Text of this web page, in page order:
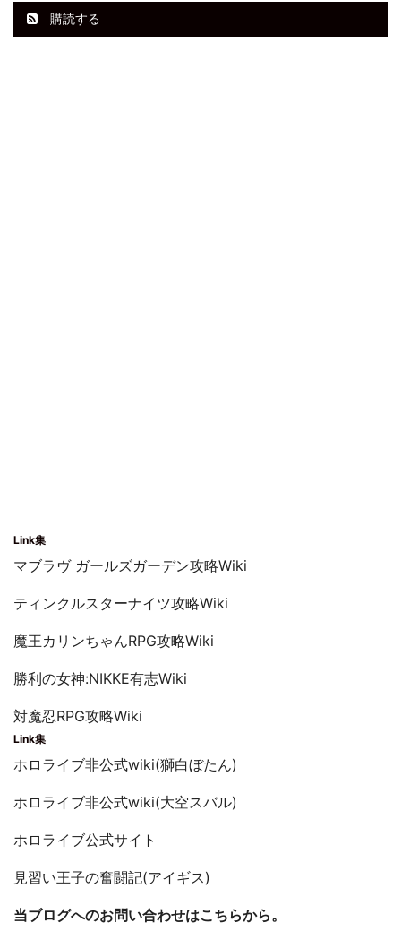
購読する
Link集
マブラヴ ガールズガーデン攻略Wiki
ティンクルスターナイツ攻略Wiki
魔王カリンちゃんRPG攻略Wiki
勝利の女神:NIKKE有志Wiki
対魔忍RPG攻略Wiki
Link集
ホロライブ非公式wiki(獅白ぼたん)
ホロライブ非公式wiki(大空スバル)
ホロライブ公式サイト
見習い王子の奮闘記(アイギス)
当ブログへのお問い合わせはこちらから。